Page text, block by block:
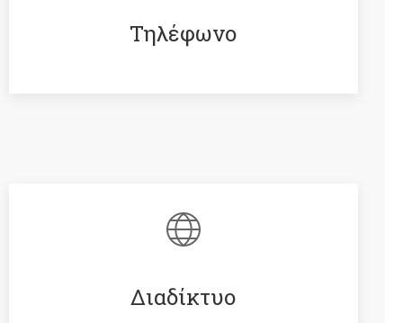
Τηλέφωνο
Διαδίκτυο